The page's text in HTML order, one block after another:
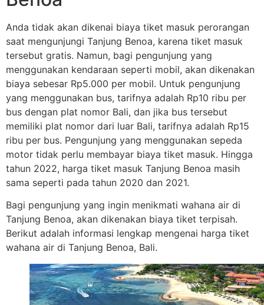
Anda tidak akan dikenai biaya tiket masuk perorangan
saat mengunjungi Tanjung Benoa, karena tiket masuk
tersebut gratis. Namun, bagi pengunjung yang
menggunakan kendaraan seperti mobil, akan dikenakan
biaya sebesar Rp5.000 per mobil. Untuk pengunjung
yang menggunakan bus, tarifnya adalah Rp10 ribu per
bus dengan plat nomor Bali, dan jika bus tersebut
memiliki plat nomor dari luar Bali, tarifnya adalah Rp15
ribu per bus. Pengunjung yang menggunakan sepeda
motor tidak perlu membayar biaya tiket masuk. Hingga
tahun 2022, harga tiket masuk Tanjung Benoa masih
sama seperti pada tahun 2020 dan 2021.
Bagi pengunjung yang ingin menikmati wahana air di
Tanjung Benoa, akan dikenakan biaya tiket terpisah.
Berikut adalah informasi lengkap mengenai harga tiket
wahana air di Tanjung Benoa, Bali.